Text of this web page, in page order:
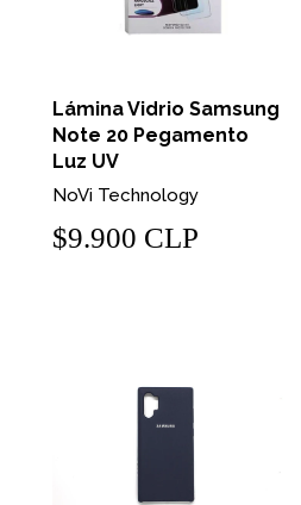
Lámina Vidrio Samsung
Note 20 Pegamento
Luz UV
NoVi Technology
$9.900 CLP